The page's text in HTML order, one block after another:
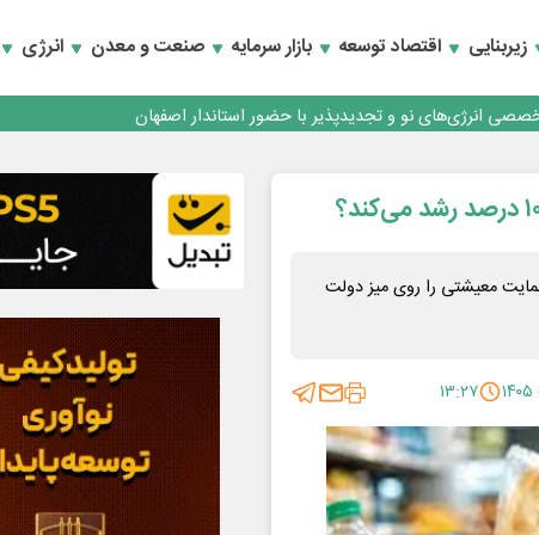
زیربنایی اقتصاد توسعه بازار سرمایه صنعت و معدن انرژی
انرژی‌های نو و تجدیدپذیر با حضور استاندار اصفهان
افزایش ۱۰۰ درصدی این حمایت معیشتی را روی میز دولت
۱۳:۲۷